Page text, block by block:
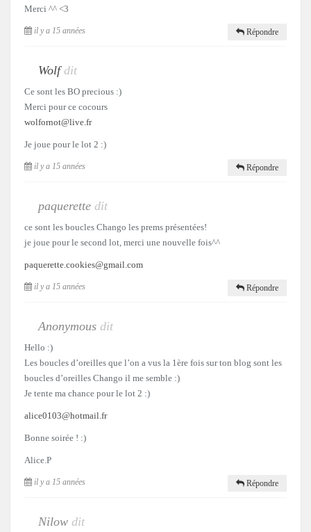
Merci ^^ <3
il y a 15 années Répondre
Wolf dit
Ce sont les BO precious :)
Merci pour ce cocours
wolfornot@live.fr
Je joue pour le lot 2 :)
il y a 15 années Répondre
paquerette dit
ce sont les boucles Chango les prems présentées!
je joue pour le second lot, merci une nouvelle fois^^
paquerette.cookies@gmail.com
il y a 15 années Répondre
Anonymous dit
Hello :)
Les boucles d’oreilles que l’on a vus la 1ère fois sur ton blog sont les
boucles d’oreilles Chango il me semble :)
Je tente ma chance pour le lot 2 :)
alice0103@hotmail.fr
Bonne soirée ! :)
Alice.P
il y a 15 années Répondre
Nilow dit